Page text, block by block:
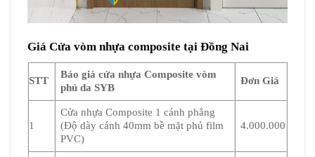
Giá Cửa vòm nhựa composite tại Đồng Nai
STT
Báo giá cửa nhựa Composite vòm
phủ da SYB
Đơn Giá
1
Cửa nhựa Composite 1 cánh phẳng
(Độ dày cánh 40mm bề mặt phủ film
PVC)
4.000.000